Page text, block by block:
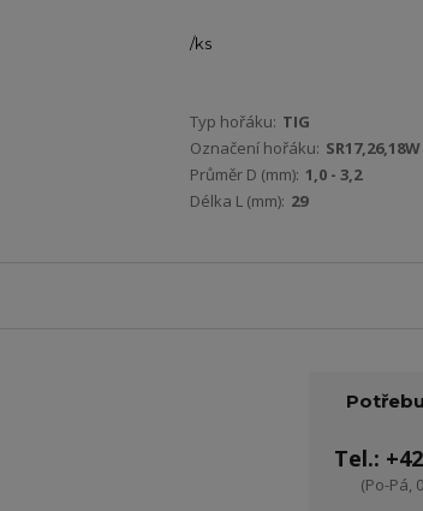
/ks
Typ hořáku: TIG
Označení hořáku: SR17,26,18W
Průměr D (mm): 1,0 - 3,2
Délka L (mm): 29
Tel.:
(Po-Pá,